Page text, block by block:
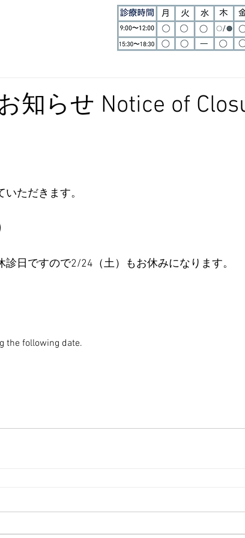
知らせ Notice of
いただきます。
日ですので2/24（土）もお休みになります。
the following date.